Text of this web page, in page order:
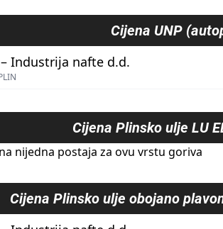
Cijena UNP
Industrija nafte d.d.
Cijena Plinsko ulje LU
nijedna postaja za ovu vrstu goriva
Cijena Plinsko ulje obojano